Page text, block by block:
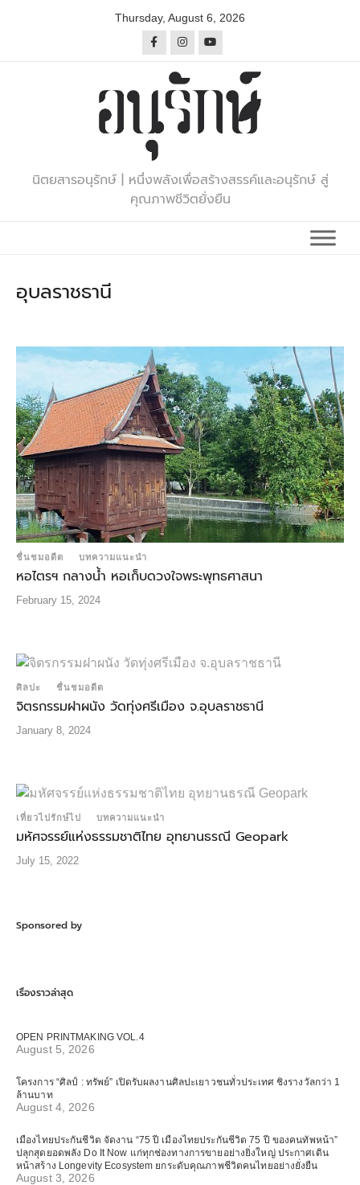
Thursday, August 6, 2026
นิตยสารอนุรักษ์ | หนึ่งพลังเพื่อสร้างสรรค์และอนุรักษ์ สู่
คุณภาพชีวิตยั่งยืน
อุบลราชธานี
ชื่นชมอดีต บทความแนะนำ
หอไตรฯ กลางน้ํา หอเก็บดวงใจพระพุทธศาสนา
February 15, 2024
ศิลปะ ชื่นชมอดีต
จิตรกรรมฝาผนัง วัดทุ่งศรีเมือง จ.อุบลราชธานี
January 8, 2024
เที่ยวไปรักษ์ไป บทความแนะนำ
มหัศจรรย์แห่งธรรมชาติไทย อุทยานธรณี Geopark
July 15, 2022
Sponsored by
เรื่องราวล่าสุด
OPEN PRINTMAKING VOL.4
August 5, 2026
โครงการ “ศิลป์ : ทรัพย์” เปิดรับผลงานศิลปะเยาวชนทั่วประเทศ ชิงรางวัลกว่า 1
ล้านบาท
August 4, 2026
เมืองไทยประกันชีวิต จัดงาน “75 ปี เมืองไทยประกันชีวิต 75 ปี ของคนทัพหน้า”
ปลุกสุดยอดพลัง Do It Now แก่ทุกช่องทางการขายอย่างยิ่งใหญ่ ประกาศเดิน
หน้าสร้าง Longevity Ecosystem ยกระดับคุณภาพชีวิตคนไทยอย่างยั่งยืน
August 3, 2026